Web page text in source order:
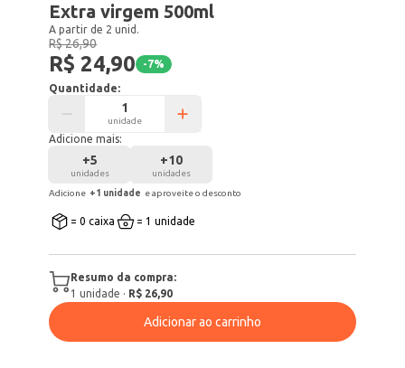
Extra virgem 500ml
A partir de 2 unid.
R$ 26,90
R$ 24,90 -7%
Quantidade:
unidade
Adicione mais:
+5
unidades
+10
unidades
Adicione +1 unidade e aproveite o desconto
= 0 caixa = 1 unidade
Resumo da compra:
1 unidade · R$ 26,90
Adicionar ao carrinho